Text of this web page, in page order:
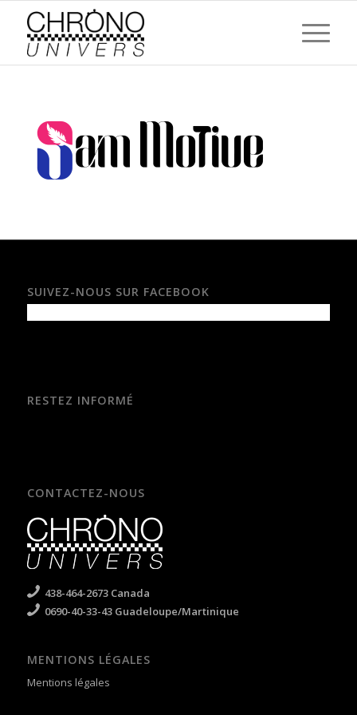
SUIVEZ-NOUS SUR FACEBOOK
RESTEZ INFORMÉ
CONTACTEZ-NOUS
438-464-2673 Canada
0690-40-33-43 Guadeloupe/Martinique
MENTIONS LÉGALES
Mentions légales